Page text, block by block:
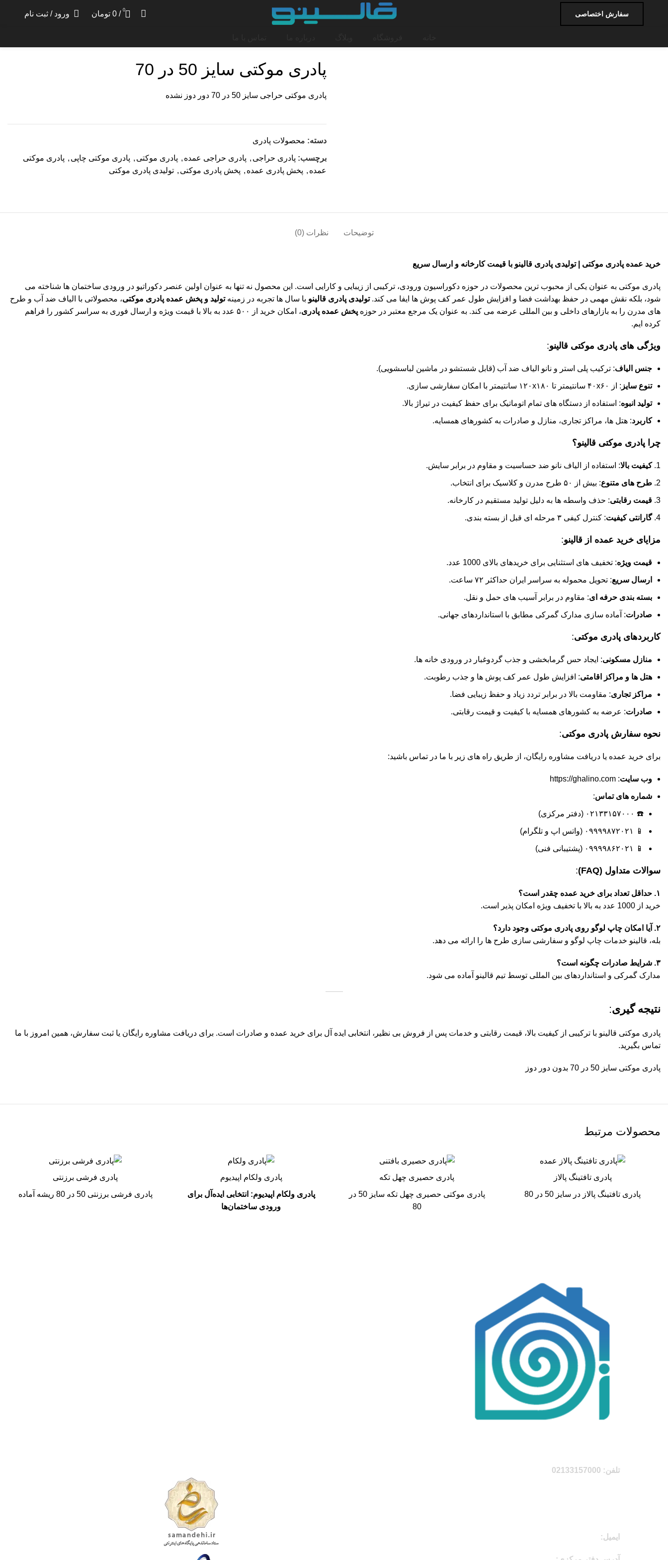
سفارش اختصاصی 0
/
0 تومان ورود / ثبت نام
خانه محصولات پادری
پادری موکتی سایز 50 در 70
پادری موکتی حراجی سایز 50 در 70 دور دوز نشده
دسته: محصولات پادری
برچسب: پادری حراجی , پادری حراجی عمده , پادری موکتی , پادری موکتی چاپی , پادری موکتی
عمده , پخش پادری عمده , پخش پادری موکتی , تولیدی پادری موکتی
توضیحات نظرات (0)
خرید عمده پادری موکتی | تولیدی پادری قالینو با قیمت کارخانه و ارسال سریع
پادری موکتی به عنوان یکی از محبوب ترین محصولات در حوزه دکوراسیون ورودی، ترکیبی از زیبایی و کارایی است. این محصول نه تنها به عنوان اولین عنصر دکوراتیو در ورودی ساختمان ها شناخته می
شود، بلکه نقش مهمی در حفظ بهداشت فضا و افزایش طول عمر کف پوش ها ایفا می کند.تولیدی پادری قالینو با سال ها تجربه در زمینهتولید و پخش عمده پادری موکتی، محصولاتی با الیاف ضد آب و طرح
های مدرن را به بازارهای داخلی و بین المللی عرضه می کند. به عنوان یک مرجع معتبر در حوزه پخش عمده پادری
، امکان خرید از ۵۰۰ عدد به بالا با قیمت ویژه و ارسال فوری به سراسر کشور را فراهم
کرده ایم.
ویژگی های پادری موکتی قالینو:
جنس الیاف: ترکیب پلی استر و نانو الیاف ضد آب (قابل شستشو در ماشین لباسشویی).
تنوع سایز : از ۴۰x۶۰ سانتیمتر تا ۱۲۰x۱۸۰ سانتیمتر با امکان سفارشی سازی.
تولید انبوه: استفاده از دستگاه های تمام اتوماتیک برای حفظ کیفیت در تیراژ بالا.
کاربرد: هتل ها، مراکز تجاری، منازل و صادرات به کشورهای همسایه.
چرا پادری موکتی قالینو؟
کیفیت بالا: استفاده از الیاف نانو ضد حساسیت و مقاوم در برابر سایش.
طرح های متنوع: بیش از ۵۰ طرح مدرن و کلاسیک برای انتخاب.
قیمت رقابتی: حذف واسطه ها به دلیل تولید مستقیم در کارخانه.
گارانتی کیفیت: کنترل کیفی ۳ مرحله ای قبل از بسته بندی.
مزایای خرید عمده از قالینو:
قیمت ویژه: تخفیف های استثنایی برای خریدهای بالای 1000 عدد.
ارسال سریع: تحویل محموله به سراسر ایران حداکثر ۷۲ ساعت.
بسته بندی حرفه ای: مقاوم در برابر آسیب های حمل و نقل.
صادرات: آماده سازی مدارک گمرکی مطابق با استانداردهای جهانی.
کاربردهای پادری موکتی:
منازل مسکونی: ایجاد حس گرمابخشی و جذب گردوغبار در ورودی خانه ها.
هتل ها و مراکز اقامتی: افزایش طول عمر کف پوش ها و جذب رطوبت.
مراکز تجاری: مقاومت بالا در برابر تردد زیاد و حفظ زیبایی فضا.
صادرات: عرضه به کشورهای همسایه با کیفیت و قیمت رقابتی.
نحوه سفارش پادری موکتی:
برای خرید عمده یا دریافت مشاوره رایگان، از طریق راه های زیر با ما در تماس باشید:
وب سایت:
https://ghalino.com
شماره های تماس:
☎️ ۰۲۱۳۳۱۵۷۰۰۰ (دفتر مرکزی)
📱 ۰۹۹۹۹۸۷۲۰۲۱ (واتس اپ و تلگرام)
📱 ۰۹۹۹۹۸۶۲۰۲۱ (پشتیبانی فنی)
سوالات متداول (FAQ) :
۱. حداقل تعداد برای خرید عمده چقدر است؟
خرید از 1000 عدد به بالا با تخفیف ویژه امکان پذیر است.
۲. آیا امکان چاپ لوگو روی پادری موکتی وجود دارد؟
بله، قالینو خدمات چاپ لوگو و سفارشی سازی طرح ها را ارائه می دهد.
۳. شرایط صادرات چگونه است؟
مدارک گمرکی و استانداردهای بین المللی توسط تیم قالینو آماده می شود.
نتیجه گیری:
پادری موکتی قالینو با ترکیبی از کیفیت بالا، قیمت رقابتی و خدمات پس از فروش بی نظیر، انتخابی ایده آل برای خرید عمده و صادرات است. برای دریافت مشاوره رایگان یا ثبت سفارش، همین امروز با ما
تماس بگیرید.
پادری موکتی سایز 50 در 70 بدون دور دوز
محصولات مرتبط
پادری تافتینگ پالاز
پادری تافتینگ پالاز در سایز 50 در 80
پادری حصیری چهل تکه
پادری موکتی حصیری چهل تکه سایز 50 در
80
پادری ولکام اپیدیوم
پادری ولکام اپیدیوم: انتخابی ایده‌آل برای
ورودی ساختمان‌ها
پادری فرشی برزنتی
پادری فرشی برزنتی 50 در 80 ریشه آماده
تلفن: 02133157000
ایمیل: